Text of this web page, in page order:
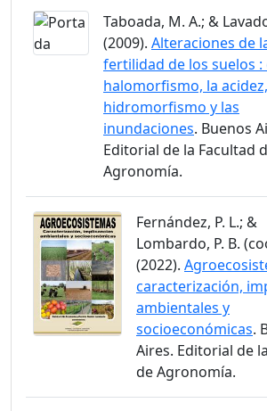
Taboada, M. A.; &
(2009). Alteraciones de
fertilidad de los suelos :
halomorfismo, la
hidromorfismo y las
inundaciones. Buenos
Editorial de la Facultad
Agronomía.
Fernández, P. L.; &
Lombardo, P. B.
(2022).
caracterización,
ambientales y
socioeconómicas.
Aires. Editorial de
de Agronomía.